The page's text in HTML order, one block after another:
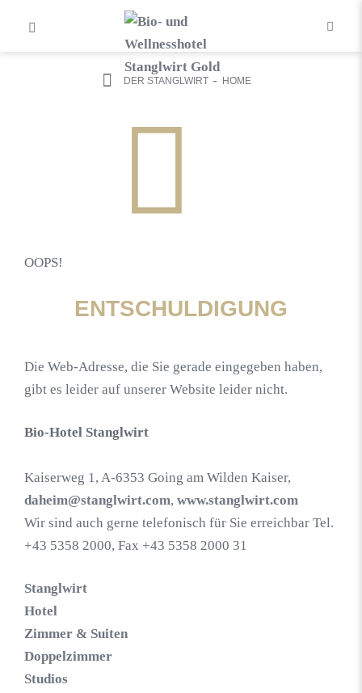
DER STANGLWIRT HOME
OOPS!
ENTSCHULDIGUNG
Die Web-Adresse, die Sie gerade eingegeben haben,
gibt es leider auf unserer Website leider nicht.
Bio-Hotel Stanglwirt
Kaiserweg 1, A-6353 Going am Wilden Kaiser,
daheim@stanglwirt.com, www.stanglwirt.com
Wir sind auch gerne telefonisch für Sie erreichbar Tel.
+43 5358 2000, Fax +43 5358 2000 31
Stanglwirt
Hotel
Zimmer & Suiten
Doppelzimmer
Studios